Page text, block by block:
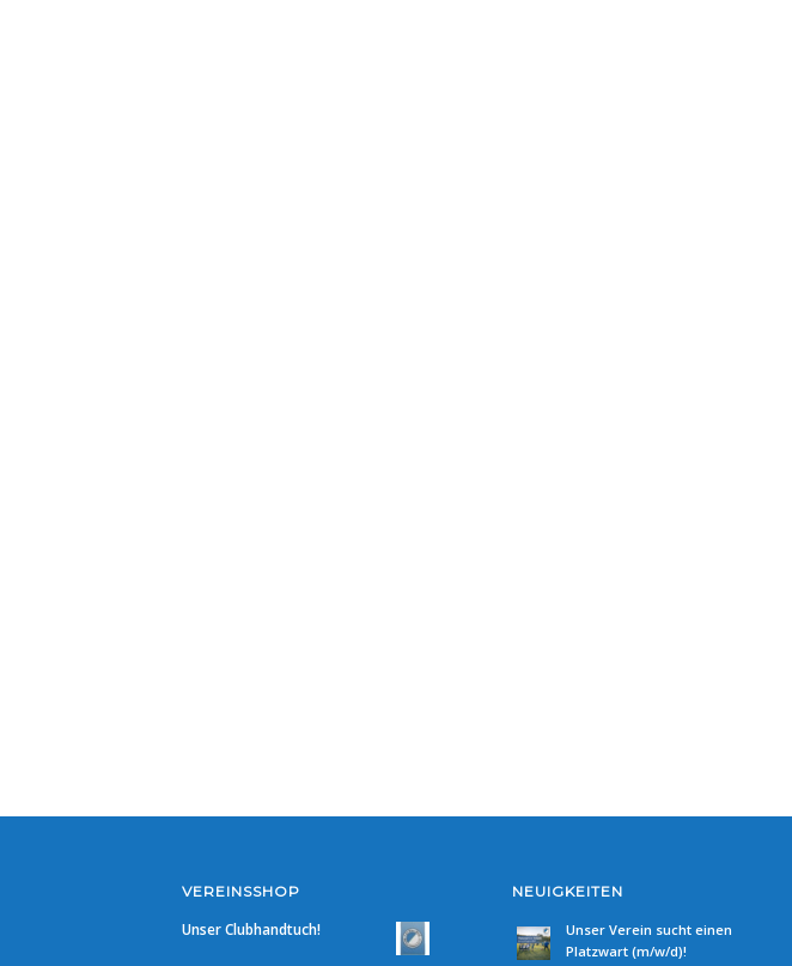
VEREINSSHOP
Unser Clubhandtuch!
NEUIGKEITEN
Unser Verein sucht einen
Platzwart (m/w/d)!